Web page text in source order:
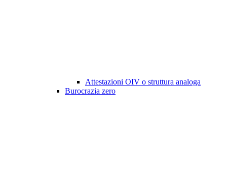
Attestazioni OIV o struttura analoga
Burocrazia zero